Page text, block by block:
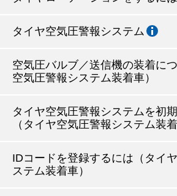
タイヤ空気圧警報システム
空気圧バルブ／送信機の装着に
空気圧警報システム装着車）
タイヤ空気圧警報システムを初
（タイヤ空気圧警報システム装着
IDコードを登録するには（タイ
ステム装着車）